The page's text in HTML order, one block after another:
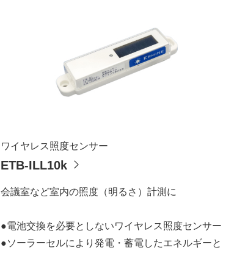
ワイヤレス照度センサー
ETB-ILL10k
会議室など室内の照度（明るさ）計測に
●電池交換を必要としないワイヤレス照度センサー
●ソーラーセルにより発電・蓄電したエネルギーと